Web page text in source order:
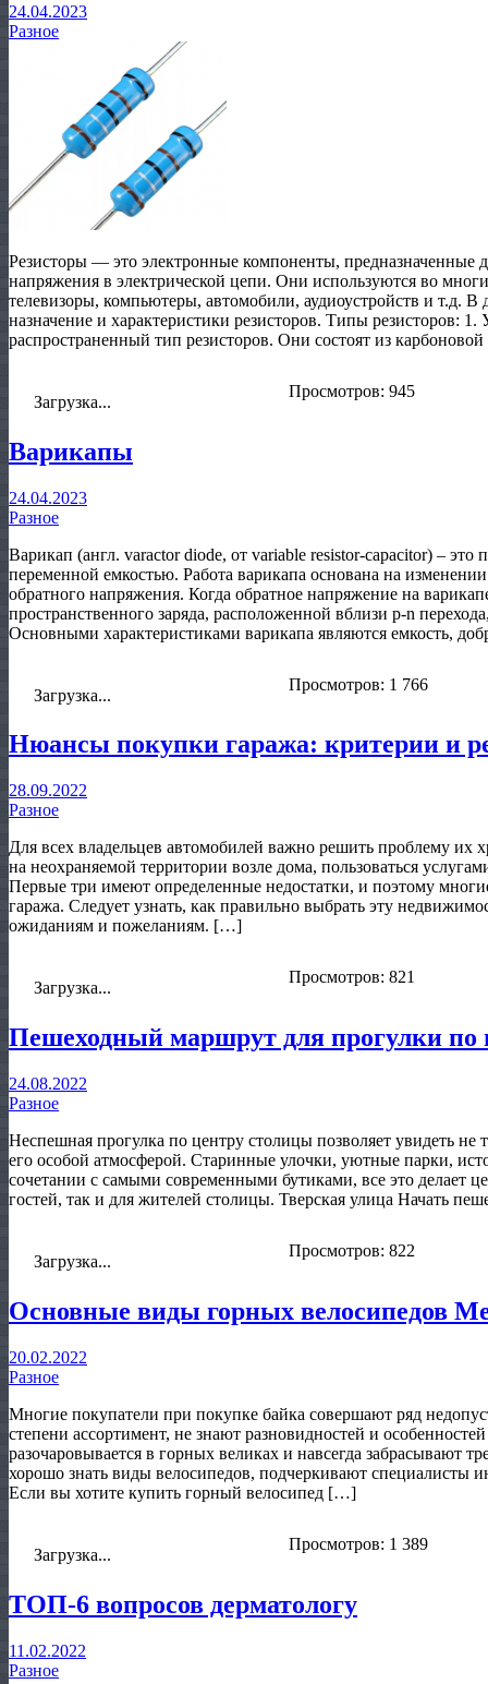
24.04.2023
Разное
Резисторы — это электронные компоненты, предназначенные
напряжения в электрической цепи. Они используются во
телевизоры, компьютеры, автомобили, аудиоустройств и т.д.
назначение и характеристики резисторов. Типы резисторов:
распространенный тип резисторов. Они состоят из
Загрузка...
Просмотров: 945
Варикапы
24.04.2023
Разное
Варикап (англ. varactor diode, от variable resistor-capacitor) –
переменной емкостью. Работа варикапа основана на
обратного напряжения. Когда обратное напряжение на
пространственного заряда, расположенной вблизи p-n
Основными характеристиками варикапа являются емкость,
Загрузка...
Просмотров: 1 766
Нюансы покупки гаража: критерии и
28.09.2022
Разное
Для всех владельцев автомобилей важно решить проблему их
на неохраняемой территории возле дома, пользоваться
Первые три имеют определенные недостатки, и поэтому
гаража. Следует узнать, как правильно выбрать эту
ожиданиям и пожеланиям. […]
Загрузка...
Просмотров: 821
Пешеходный маршрут для прогулки
24.08.2022
Разное
Неспешная прогулка по центру столицы позволяет увидеть не
его особой атмосферой. Старинные улочки, уютные парки,
сочетании с самыми современными бутиками, все это делает
гостей, так и для жителей столицы. Тверская улица Начать
Загрузка...
Просмотров: 822
Основные виды горных велосипедов
20.02.2022
Разное
Многие покупатели при покупке байка совершают ряд
степени ассортимент, не знают разновидностей и
разочаровывается в горных великах и навсегда забрасывают
хорошо знать виды велосипедов, подчеркивают
Если вы хотите купить горный велосипед […]
Загрузка...
Просмотров: 1 389
ТОП-6 вопросов дерматологу
11.02.2022
Разное